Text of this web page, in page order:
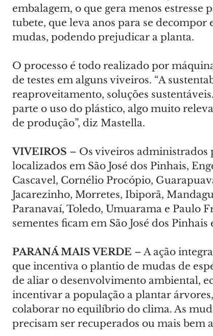
embalagem, o que gera menos estresse
tubete, que leva anos para se decompor
mudas, podendo prejudicar a planta.
O processo é todo realizado por
de testes em alguns viveiros. “A
reaproveitamento, soluções
parte o uso do plástico, algo muito
de produção”, diz Mastella.
VIVEIROS – Os viveiros administrados
localizados em São José dos Pinhais,
Cascavel, Cornélio Procópio,
Jacarezinho, Morretes, Ibiporã,
Paranavaí, Toledo, Umuarama e Paulo
sementes ficam em São José dos
PARANÁ MAIS VERDE – A ação
que incentiva o plantio de mudas de
de aliar o desenvolvimento ambiental,
incentivar a população a plantar
colaborar no equilíbrio do clima. As
precisam ser recuperados ou mais bem